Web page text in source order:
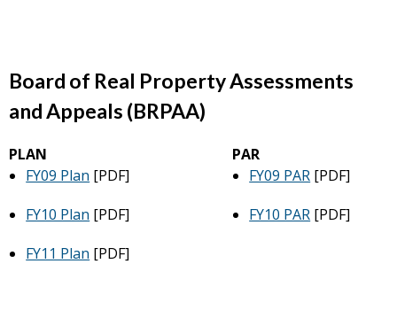
Board of Real Property Assessments
and Appeals (BRPAA)
PLAN
PAR
FY09 Plan [PDF] FY09 PAR [PDF]
FY10 Plan [PDF] FY10 PAR [PDF]
FY11 Plan [PDF]